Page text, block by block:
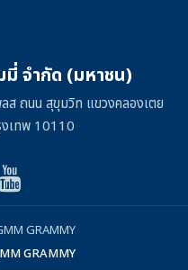
จำกัด (มหาชน)
ส ถนน สุขุมวิท แขวงคลองเตย
เทพ 10110
GRAMMY
GRAMMY